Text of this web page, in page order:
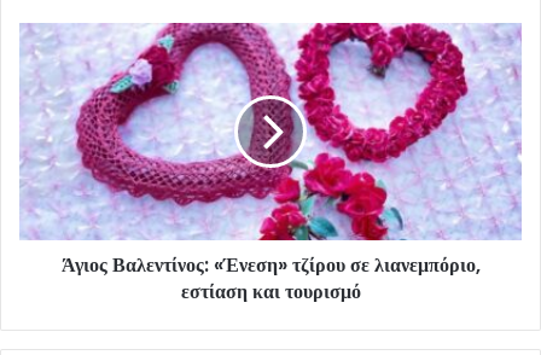
Άγιος Βαλεντίνος: «Ένεση» τζίρου σε λιανεμπόριο,
εστίαση και τουρισμό